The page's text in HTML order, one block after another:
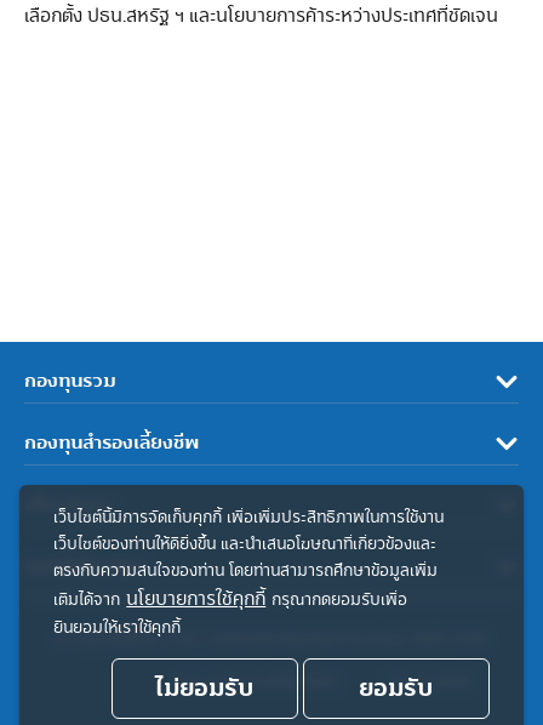
เลือกตั้ง ปธน.สหรัฐ ฯ และนโยบายการค้าระหว่างประเทศที่ชัดเจน
กองทุนรวม
กองทุนสำรองเลี้ยงชีพ
เกี่ยวกับเรา
ลิงค์ที่เกี่ยวข้อง
© สงวนลิขสิทธิ์ 2567 บริษัทหลักทรัพย์จัดการกองทุน ทิสโก้ จำกัด
ประกาศความเป็นส่วนตัว
คำสงวนสิทธิ์
เว็บไซต์นี้มีการจัดเก็บคุกกี้ เพื่อเพิ่มประสิทธิภาพในการใช้งาน
เว็บไซต์ของท่านให้ดียิ่งขึ้น และนำเสนอโฆษณาที่เกี่ยวข้องและ
ตรงกับความสนใจของท่าน โดยท่านสามารถศึกษาข้อมูลเพิ่ม
เติมได้จาก นโยบายการใช้คุกกี้ กรุณากดยอมรับเพื่อ
ยินยอมให้เราใช้คุกกี้
ไม่ยอมรับ ยอมรับ